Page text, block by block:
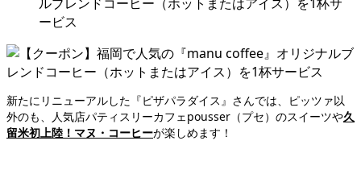
ービス
新たにリニューアルした『ピザパラダイス』さんでは、ピッツァ以
外のも、人気店パティスリーカフェpousser（プセ）のスイーツや久
留米初上陸！マヌ・コーヒーが楽しめます！